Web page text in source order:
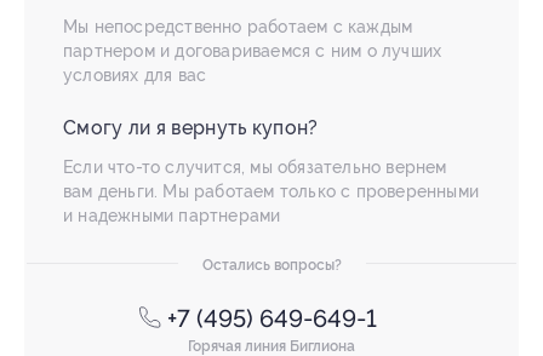
Мы непосредственно работаем с каждым
партнером и договариваемся с ним о лучших
условиях для вас
Смогу ли я вернуть купон?
Если что-то случится, мы обязательно вернем
вам деньги. Мы работаем только с проверенными
и надежными партнерами
Остались вопросы?
+7 (495) 649-649-1
Горячая линия Биглиона